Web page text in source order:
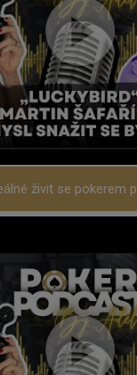
živit se pokerem